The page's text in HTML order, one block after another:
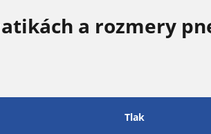
a rozmery
Tlak